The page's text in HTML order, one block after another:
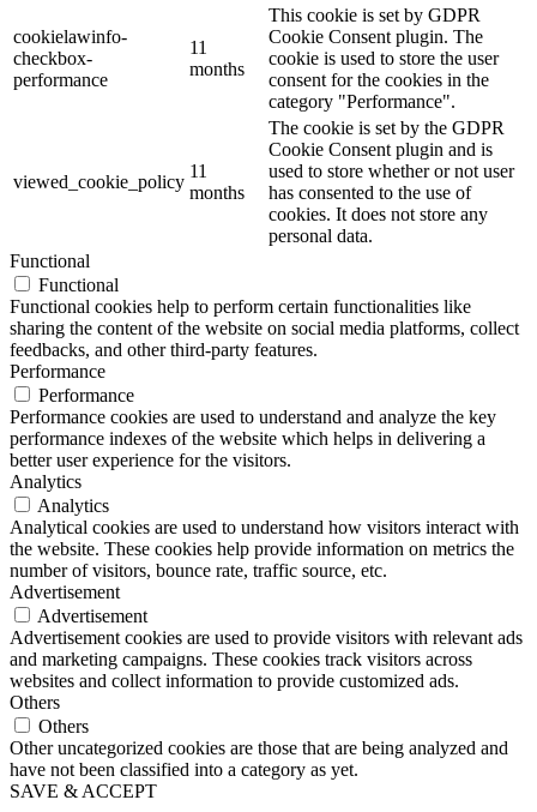
cookielawinfo-
checkbox-
performance
11
months
This cookie is set by GDPR
Cookie Consent plugin. The
cookie is used to store the user
consent for the cookies in the
category "Performance".
viewed_cookie_policy
11
months
The cookie is set by the GDPR
Cookie Consent plugin and is
used to store whether or not user
has consented to the use of
cookies. It does not store any
personal data.
Functional
Functional
Functional cookies help to perform certain functionalities like
sharing the content of the website on social media platforms, collect
feedbacks, and other third-party features.
Performance
Performance
Performance cookies are used to understand and analyze the key
performance indexes of the website which helps in delivering a
better user experience for the visitors.
Analytics
Analytics
Analytical cookies are used to understand how visitors interact with
the website. These cookies help provide information on metrics the
number of visitors, bounce rate, traffic source, etc.
Advertisement
Advertisement
Advertisement cookies are used to provide visitors with relevant ads
and marketing campaigns. These cookies track visitors across
websites and collect information to provide customized ads.
Others
Others
Other uncategorized cookies are those that are being analyzed and
have not been classified into a category as yet.
SAVE & ACCEPT